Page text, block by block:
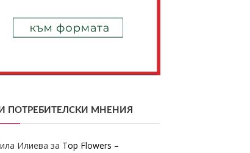
ПОТРЕБИТЕЛСКИ МНЕНИЯ
Илиева за Top Flowers –